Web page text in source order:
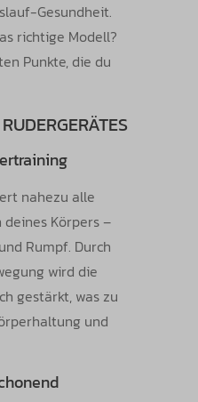
Gesundheit.
richtige Modell?
Punkte, die du
nahezu alle
Körpers –
Rumpf. Durch
wird die
gestärkt, was zu
und